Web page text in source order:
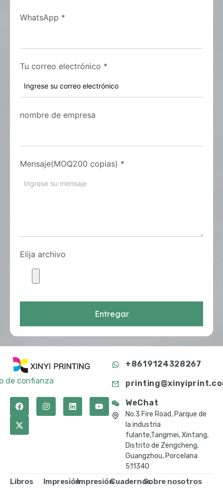
WhatsApp *
Tu correo electrónico *
nombre de empresa
Mensaje(MOQ200 copias) *
Elija archivo
Entregar
de confianza
+8619124328267
WeChat
No.3 Fire Road, Parque de
la industria
fulante,Tangmei, Xintang,
Distrito de Zengcheng,
Guangzhou, Porcelana
511340
Libros
ImpresiónImpresiónCuadernosSobre nosotros